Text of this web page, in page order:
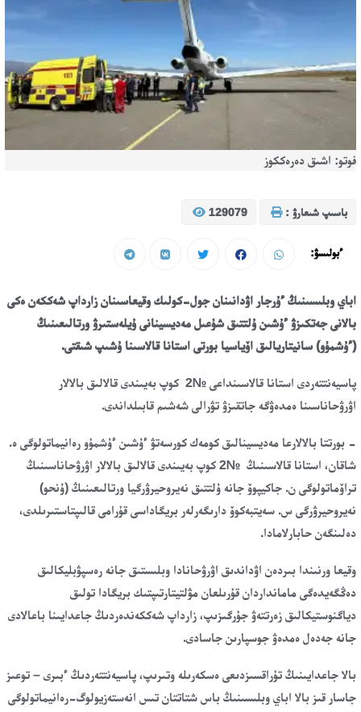
فوتو: اشىق دەرەككوز
باسىپ شىعارۋ : 129079
ءبولىسۋ:
اباي وبلىسىنىڭ ءۇرجار اۋدانىنان جول-كولىك وقيعاسىنان زارداپ شەككەن ەكى
بالانى جەتكىزۋ ءۇشىن ۇلتتىق شۇعىل مەديسينانى ۇيلەستىرۋ ورتالىعىنىڭ
(ءۇشمۇو) سانيتاريالىق اۆياسيا بورتى استانا قالاسىنا ۇشىپ شىقتى.
پاسيەنتتەردى استانا قالاسىنداعى №2 كوپ بەيىندى قالالىق بالالار
اۋرۋحاناسىنا ەمدەۋگە جاتقىزۋ تۋرالى شەشىم قابىلداندى.
- بورتتا بالالارعا مەديسينالىق كومەك كورسەتۋ ءۇشىن ءۇشمۇو رەانيماتولوگى ە.
شاقان، استانا قالاسىنىڭ №2 كوپ بەيىندى قالالىق بالالار اۋرۋحاناسىنىڭ
تراۆماتولوگى ن. جاكيپوۆ جانە ۇلتتىق نەيروحيرۋرگيا ورتالىعىنىڭ (ۇنحو)
نەيروحيرۋرگى س. سەيتبەكوۆ دارىگەرلەر بريگاداسى قۇرامى قالىپتاستىرىلدى،
دەلىنگەن حابارلامادا.
وقيعا ورنىندا بىردەن اۋداندىق اۋرۋحانادا وبلىستىق جانە رەسپۋبليكالىق
دەڭگەيدەگى مامانداردان قۇرىلعان مۋلتيتارتىپتىك بريگادا تولىق
دياگنوستيكالىق زەرتتەۋ جۇرگىزىپ، زارداپ شەككەندەردىڭ جاعدايىنا باعالادى
جانە جەدەل ەمدەۋ جوسپارىن جاسادى.
بالا جاعدايىنىڭ تۇراقسىزدىعى ەسكەرىلە وتىرىپ، پاسيەنتتەردىڭ ءبىرى – توعىز
جاسار قىز بالا اباي وبلىسىنىڭ باس شتاتتان تىس انەستەزيولوگ-رەانيماتولوگى